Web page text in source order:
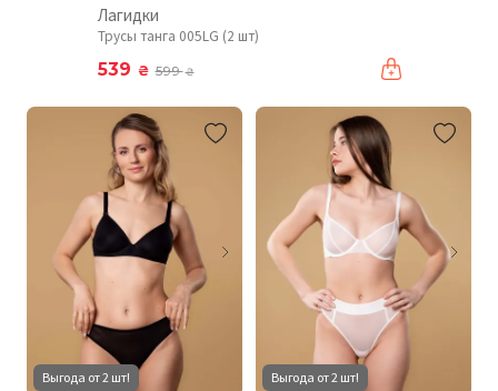
Лагидки
Трусы танга 005LG (2 шт)
539 ₴ 599₴
Выгода от 2 шт! Выгода от 2 шт!